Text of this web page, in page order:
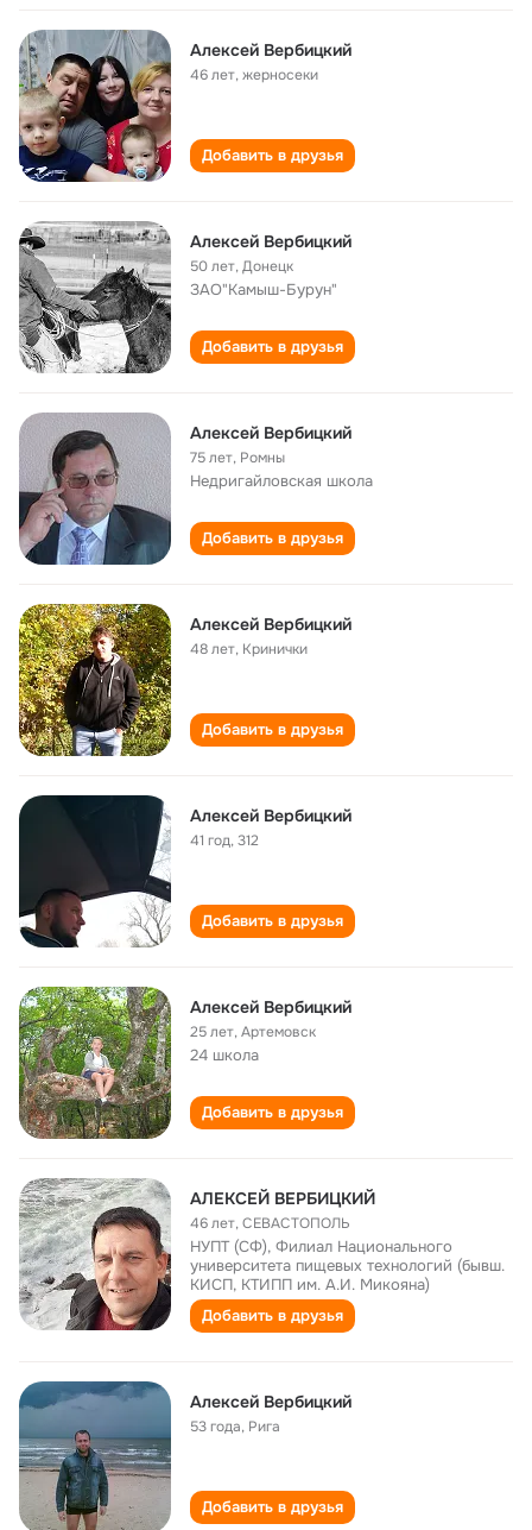
Алексей Вербицкий
46 лет,жерносеки
Добавить в друзья
Алексей Вербицкий
50 лет,Донецк
ЗАО"Камыш-Бурун"
Добавить в друзья
Алексей Вербицкий
75 лет, Ромны
Недригайловская школа
Добавить в друзья
Алексей Вербицкий
48 лет, Кринички
Добавить в друзья
Алексей Вербицкий
41 год,312
Добавить в друзья
Алексей Вербицкий
25 лет,Артемовск
24 школа
Добавить в друзья
АЛЕКСЕЙ ВЕРБИЦКИЙ
46 лет,СЕВАСТОПОЛЬ
НУПТ (СФ), Филиал Национального
университета пищевых технологий (бывш.
КИСП, КТИПП им. А.И. Микояна)
Добавить в друзья
Алексей Вербицкий
53 года, Рига
Добавить в друзья